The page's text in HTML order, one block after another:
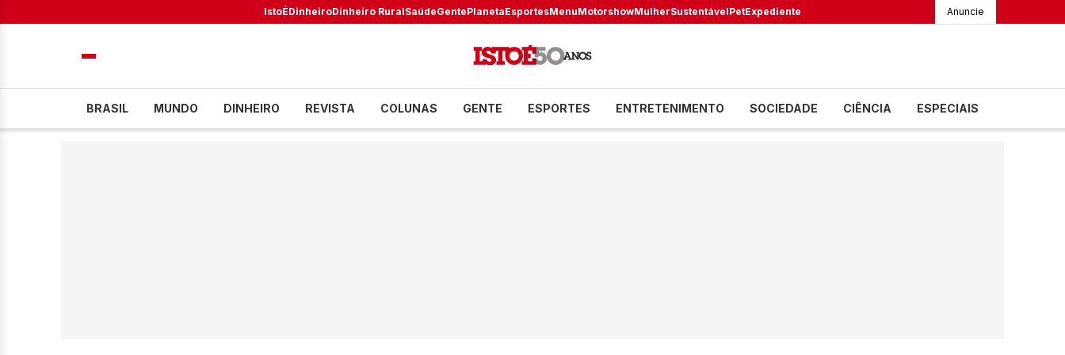
IstoÉDinheiroDinheiro RuralSaúdeGentePlanetaEsportesMenuMotorshowMulherSustentávelPetExpediente Anuncie
BRASIL MUNDO DINHEIRO REVISTA COLUNAS GENTE ESPORTES ENTRETENIMENTO SOCIEDADE CIÊNCIA ESPECIAIS